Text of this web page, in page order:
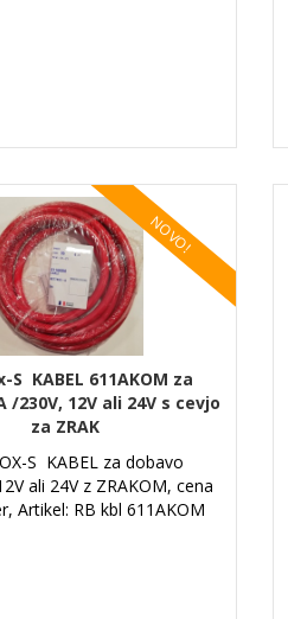
NOVO!
S KABEL 611AKOM za
/230V, 12V ali 24V s cevjo
za ZRAK
S KABEL za dobavo
ali 24V z ZRAKOM, cena
Artikel: RB kbl 611AKOM